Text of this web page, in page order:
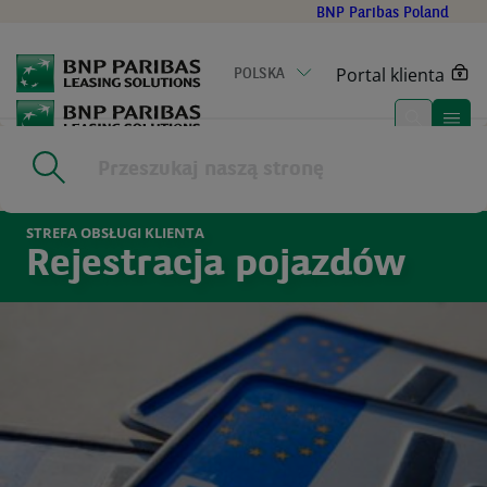
main
content
BNP Paribas Poland
POLSKA Portal klienta
Home
STREFA OBSŁUGI KLIENTA
Rejestracja pojazdów